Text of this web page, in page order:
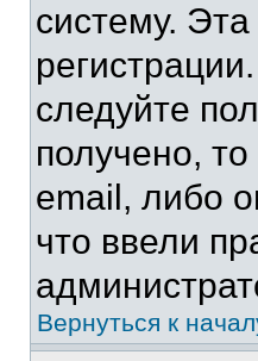
систему.
следуйте
получено,
email, либо
что ввели
Вернуться к